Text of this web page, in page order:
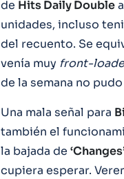
de Hits Daily Double
unidades, incluso
del recuento. Se
venía muy front-
de la semana no
Una mala señal para
también el
la bajada de
cupiera esperar.